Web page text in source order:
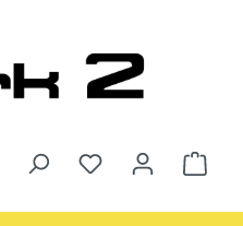
Du hast 0